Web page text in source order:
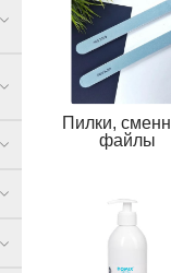
Пилки,
файлы